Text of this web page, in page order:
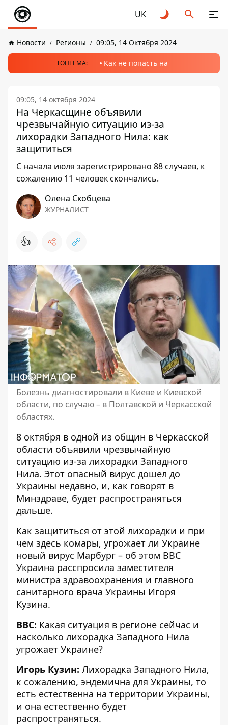
UK
Новости Регионы 09:05, 14 Октября 2024
ТОПТЕМА: Как не попасть на
09:05, 14 октября 2024
На Черкасщине объявили
чрезвычайную ситуацию из-за
лихорадки Западного Нила: как
защититься
С начала июля зарегистрировано 88 случаев, к
сожалению 11 человек скончались.
Олена Скобцева
ЖУРНАЛИСТ
👍
Болезнь диагностировали в Киеве и Киевской
области, по случаю – в Полтавской и Черкасской
областях.
8 октября в одной из общин в Черкасской
области объявили чрезвычайную
ситуацию из-за лихорадки Западного
Нила. Этот опасный вирус дошел до
Украины недавно, и, как говорят в
Минздраве, будет распространяться
дальше.
Как защититься от этой лихорадки и при
чем здесь комары, угрожает ли Украине
новый вирус Марбург – об этом ВВС
Украина расспросила заместителя
министра здравоохранения и главного
санитарного врача Украины Игоря
Кузина.
BBC: Какая ситуация в регионе сейчас и
насколько лихорадка Западного Нила
угрожает Украине?
Игорь Кузин: Лихорадка Западного Нила,
к сожалению, эндемична для Украины, то
есть естественна на территории Украины,
и она естественно будет
распространяться.